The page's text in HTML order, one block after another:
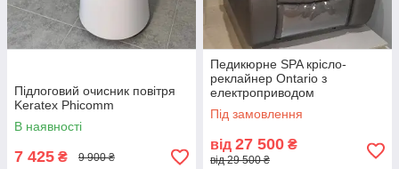
Підлоговий очисник повітря
Keratex Phicomm
В наявності
7 425 ₴ 9 900 ₴
Педикюрне SPA крісло-
реклайнер Ontario з
електроприводом
Під замовлення
від 27 500 ₴
від 29 500 ₴